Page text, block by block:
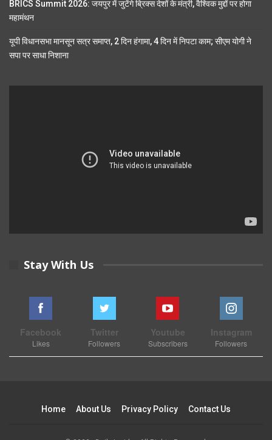
BRICS Summit 2026: जयपुर में जुटेंगे ब्रिक्स देशों के मंत्री, वैश्विक मुद्दों पर होगा
महामंथन
यूपी विधानसभा मानसून सत्र समाप्त, 2 दिन हंगामा, 4 दिन में निपटा काम; सीएम योगी ने
सपा पर साधा निशाना
Stay With Us
Facebook
Likes
Twitter
Followers
Youtube
Subscribers
Instagram
Followers
Home About Us Privacy Policy Contact Us